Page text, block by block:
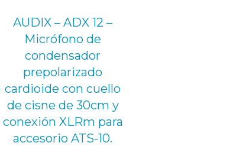
AUDIX – ADX 12 –
Micrófono de
condensador
prepolarizado
cardioide con cuello
de cisne de 30cm y
conexión XLRm para
accesorio ATS-10.